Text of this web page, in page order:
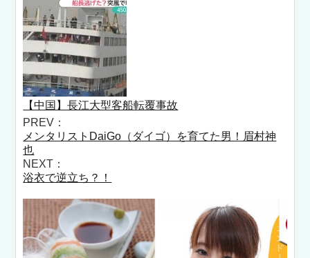
【中国】長江大型客船転覆事故
PREV：
メンタリストDaiGo（ダイゴ）を育てた男！眉村神
也
NEXT：
浴衣で逆立ち？！